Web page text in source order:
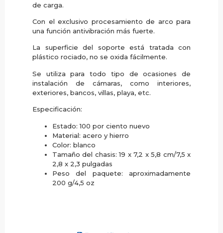
de carga.
Con el exclusivo procesamiento de arco para
una función antivibración más fuerte.
La superficie del soporte está tratada con
plástico rociado, no se oxida fácilmente.
Se utiliza para todo tipo de ocasiones de
instalación de cámaras, como interiores,
exteriores, bancos, villas, playa, etc.
Especificación:
Estado: 100 por ciento nuevo
Material: acero y hierro
Color: blanco
Tamaño del chasis: 19 x 7,2 x 5,8 cm/7,5 x
2,8 x 2,3 pulgadas
Peso del paquete: aproximadamente
200 g/4,5 oz